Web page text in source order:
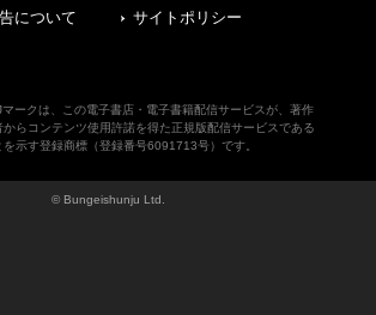
について
サイトポリシー
ークは、この電子書店・電子書籍配信サービスが、著作
からコンテンツ使用許諾を得た正規版配信サービスである
を示す登録商標（登録番号6091713号）です。
© Bungeishunju Ltd.